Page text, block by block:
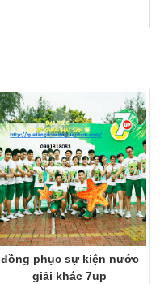
đồng phục sự kiện nước
giải khác 7up